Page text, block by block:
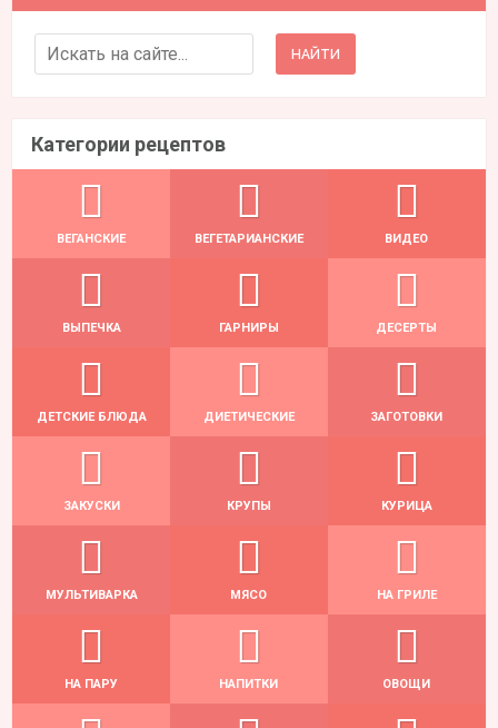
Search for:
Категории рецептов
ВЕГАНСКИЕ ВЕГЕТАРИАНСКИЕ ВИДЕО
ВЫПЕЧКА ГАРНИРЫ ДЕСЕРТЫ
ДЕТСКИЕ БЛЮДА ДИЕТИЧЕСКИЕ ЗАГОТОВКИ
ЗАКУСКИ КРУПЫ КУРИЦА
МУЛЬТИВАРКА МЯСО НА ГРИЛЕ
НА ПАРУ НАПИТКИ ОВОЩИ